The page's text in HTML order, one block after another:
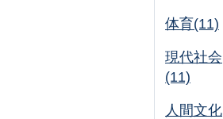
体育(11)
現代社会
(11)
人間文化